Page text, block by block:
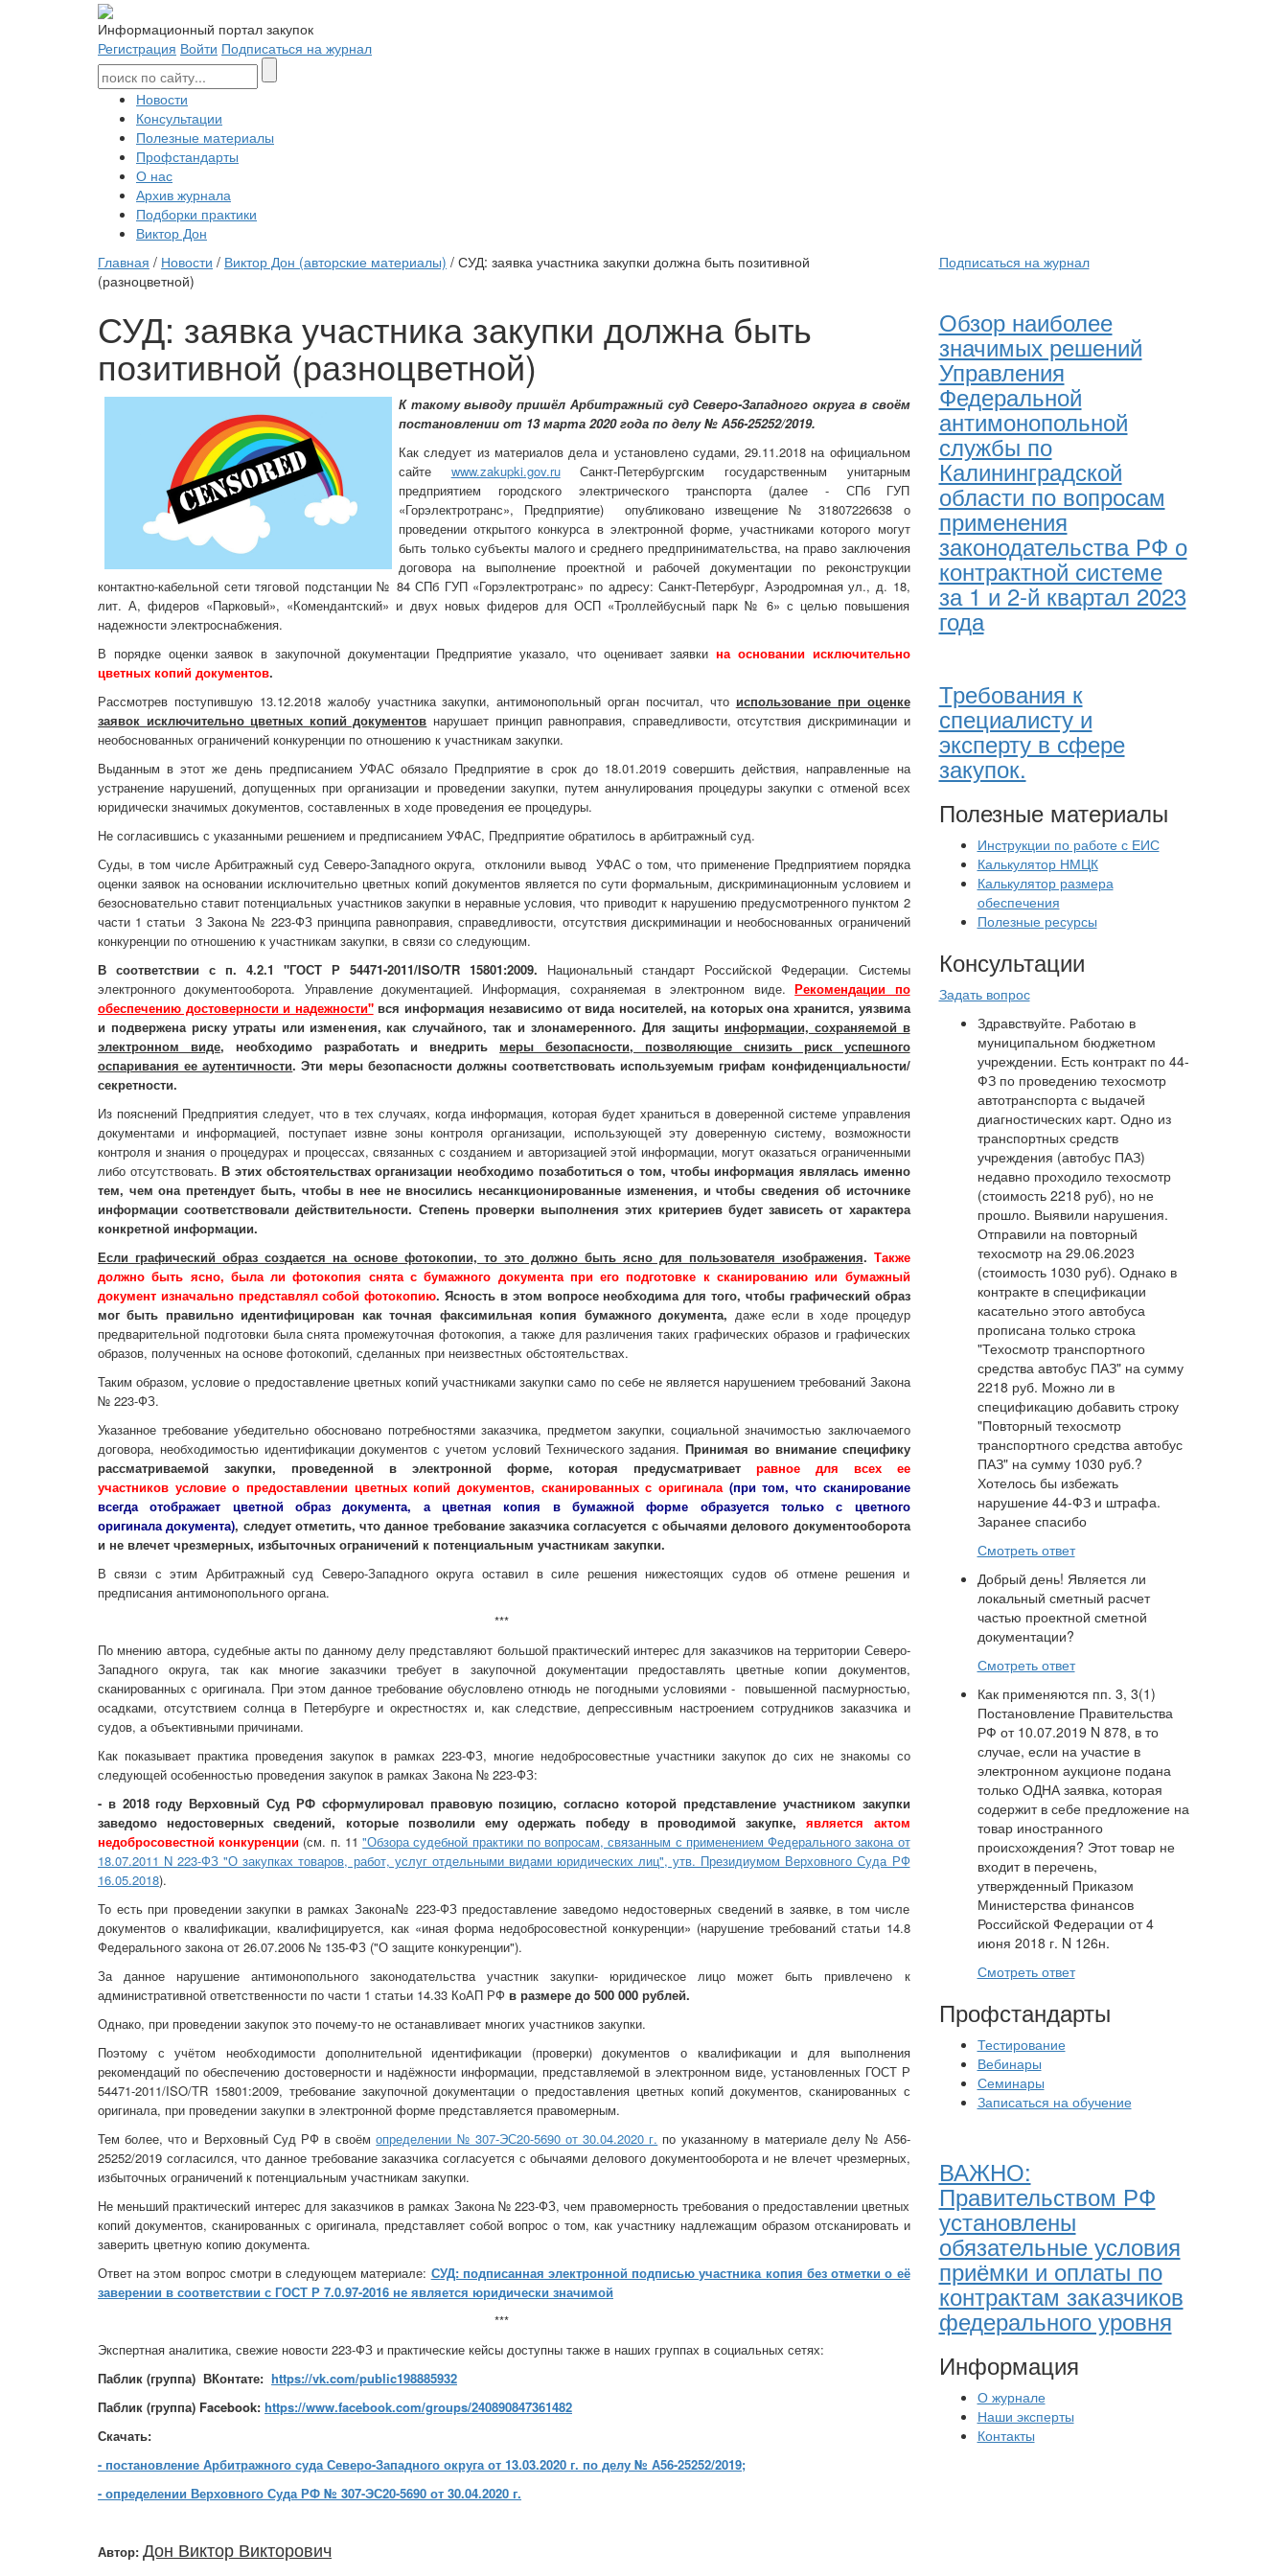
Информационный портал закупок
Регистрация Войти Подписаться на журнал
Новости
Консультации
Полезные материалы
Профстандарты
О нас
Архив журнала
Подборки практики
Виктор Дон
Главная / Новости / Виктор Дон (авторские материалы) / СУД: заявка участника закупки должна быть позитивной
(разноцветной)
СУД: заявка участника закупки должна быть
позитивной (разноцветной)
К такому выводу пришёл Арбитражный суд Северо-Западного округа в своём
постановлении от 13 марта 2020 года по делу № А56-25252/2019.
Как следует из материалов дела и установлено судами, 29.11.2018 на официальном
сайте www.zakupki.gov.ruСанкт-Петербургским государственным унитарным
предприятием городского электрического транспорта (далее - СПб ГУП
«Горэлектротранс», Предприятие) опубликовано извещение № 31807226638 о
проведении открытого конкурса в электронной форме, участниками которого могут
быть только субъекты малого и среднего предпринимательства, на право заключения
договора на выполнение проектной и рабочей документации по реконструкции
контактно-кабельной сети тяговой подстанции № 84 СПб ГУП «Горэлектротранс» по адресу: Санкт-Петербург, Аэродромная ул., д. 18,
лит. А, фидеров «Парковый», «Комендантский» и двух новых фидеров для ОСП «Троллейбусный парк № 6» с целью повышения
надежности электроснабжения.
В порядке оценки заявок в закупочной документации Предприятие указало, что оценивает заявки на основании исключительно
цветных копий документов.
Рассмотрев поступившую 13.12.2018 жалобу участника закупки, антимонопольный орган посчитал, что использование при оценке
заявок исключительно цветных копий документов нарушает принцип равноправия, справедливости, отсутствия дискриминации и
необоснованных ограничений конкуренции по отношению к участникам закупки.
Выданным в этот же день предписанием УФАС обязало Предприятие в срок до 18.01.2019 совершить действия, направленные на
устранение нарушений, допущенных при организации и проведении закупки, путем аннулирования процедуры закупки с отменой всех
юридически значимых документов, составленных в ходе проведения ее процедуры.
Не согласившись с указанными решением и предписанием УФАС, Предприятие обратилось в арбитражный суд.
Суды, в том числе Арбитражный суд Северо-Западного округа, отклонили вывод УФАС о том, что применение Предприятием порядка
оценки заявок на основании исключительно цветных копий документов является по сути формальным, дискриминационным условием и
безосновательно ставит потенциальных участников закупки в неравные условия, что приводит к нарушению предусмотренного пунктом 2
части 1 статьи 3 Закона № 223-ФЗ принципа равноправия, справедливости, отсутствия дискриминации и необоснованных ограничений
конкуренции по отношению к участникам закупки, в связи со следующим.
В соответствии с п. 4.2.1 "ГОСТ Р 54471-2011/ISO/TR 15801:2009. Национальный стандарт Российской Федерации. Системы
электронного документооборота. Управление документацией. Информация, сохраняемая в электронном виде.Рекомендации по
обеспечению достоверности и надежности" вся информация независимо от вида носителей, на которых она хранится, уязвима
и подвержена риску утраты или изменения, как случайного, так и злонамеренного. Для защиты информации, сохраняемой в
электронном виде, необходимо разработать и внедрить меры безопасности, позволяющие снизить риск успешного
оспаривания ее аутентичности. Эти меры безопасности должны соответствовать используемым грифам конфиденциальности/
секретности.
Из пояснений Предприятия следует, что в тех случаях, когда информация, которая будет храниться в доверенной системе управления
документами и информацией, поступает извне зоны контроля организации, использующей эту доверенную систему, возможности
контроля и знания о процедурах и процессах, связанных с созданием и авторизацией этой информации, могут оказаться ограниченными
либо отсутствовать.В этих обстоятельствах организации необходимо позаботиться о том, чтобы информация являлась именно
тем, чем она претендует быть, чтобы в нее не вносились несанкционированные изменения, и чтобы сведения об источнике
информации соответствовали действительности. Степень проверки выполнения этих критериев будет зависеть от характера
конкретной информации.
Если графический образ создается на основе фотокопии, то это должно быть ясно для пользователя изображения. Также
должно быть ясно, была ли фотокопия снята с бумажного документа при его подготовке к сканированию или бумажный
документ изначально представлял собой фотокопию. Ясность в этом вопросе необходима для того, чтобы графический образ
мог быть правильно идентифицирован как точная факсимильная копия бумажного документа, даже если в ходе процедур
предварительной подготовки была снята промежуточная фотокопия, а также для различения таких графических образов и графических
образов, полученных на основе фотокопий, сделанных при неизвестных обстоятельствах.
Таким образом, условие о предоставление цветных копий участниками закупки само по себе не является нарушением требований Закона
№ 223-ФЗ.
Указанное требование убедительно обосновано потребностями заказчика, предметом закупки, социальной значимостью заключаемого
договора, необходимостью идентификации документов с учетом условий Технического задания.Принимая во внимание специфику
рассматриваемой закупки, проведенной в электронной форме, которая предусматривает равное для всех ее
участников условие о предоставлении цветных копий документов, сканированных с оригинала (при том, что сканирование
всегда отображает цветной образ документа, а цветная копия в бумажной форме образуется только с цветного
оригинала документа), следует отметить, что данное требование заказчика согласуется с обычаями делового документооборота
и не влечет чрезмерных, избыточных ограничений к потенциальным участникам закупки.
В связи с этим Арбитражный суд Северо-Западного округа оставил в силе решения нижестоящих судов об отмене решения и
предписания антимонопольного органа.
***
По мнению автора, судебные акты по данному делу представляют большой практический интерес для заказчиков на территории Северо-
Западного округа, так как многие заказчики требует в закупочной документации предоставлять цветные копии документов,
сканированных с оригинала. При этом данное требование обусловлено отнюдь не погодными условиями - повышенной пасмурностью,
осадками, отсутствием солнца в Петербурге и окрестностях и, как следствие, депрессивным настроением сотрудников заказчика и
судов, а объективными причинами.
Как показывает практика проведения закупок в рамках 223-ФЗ, многие недобросовестные участники закупок до сих не знакомы со
следующей особенностью проведения закупок в рамках Закона № 223-ФЗ:
- в 2018 году Верховный Суд РФ сформулировал правовую позицию, согласно которой представление участником закупки
заведомо недостоверных сведений, которые позволили ему одержать победу в проводимой закупке,является актом
недобросовестной конкуренции (см. п. 11"Обзора судебной практики по вопросам, связанным с применением Федерального закона от
18.07.2011 N 223-ФЗ "О закупках товаров, работ, услуг отдельными видами юридических лиц", утв. Президиумом Верховного Суда РФ
16.05.2018).
То есть при проведении закупки в рамках Закона№ 223-ФЗ предоставление заведомо недостоверных сведений в заявке, в том числе
документов о квалификации, квалифицируется, как «иная форма недобросовестной конкуренции» (нарушение требований статьи 14.8
Федерального закона от 26.07.2006 № 135-ФЗ ("О защите конкуренции").
За данное нарушение антимонопольного законодательства участник закупки- юридическое лицо может быть привлечено к
административной ответственности по части 1 статьи 14.33 КоАП РФ в размере до 500 000 рублей.
Однако, при проведении закупок это почему-то не останавливает многих участников закупки.
Поэтому с учётом необходимости дополнительной идентификации (проверки) документов о квалификации и для выполнения
рекомендаций по обеспечению достоверности и надёжности информации, представляемой в электронном виде, установленных ГОСТ Р
54471-2011/ISO/TR 15801:2009, требование закупочной документации о предоставления цветных копий документов, сканированных с
оригинала, при проведении закупки в электронной форме представляется правомерным.
Тем более, что и Верховный Суд РФ в своёмопределении № 307-ЭС20-5690 от 30.04.2020 г. по указанному в материале делу № А56-
25252/2019 согласился, что данное требование заказчика согласуется с обычаями делового документооборота и не влечет чрезмерных,
избыточных ограничений к потенциальным участникам закупки.
Не меньший практический интерес для заказчиков в рамках Закона № 223-ФЗ, чем правомерность требования о предоставлении цветных
копий документов, сканированных с оригинала, представляет собой вопрос о том, как участнику надлежащим образом отсканировать и
заверить цветную копию документа.
Ответ на этом вопрос смотри в следующем материале: СУД: подписанная электронной подписью участника копия без отметки о её
заверении в соответствии с ГОСТ Р 7.0.97-2016 не является юридически значимой
***
Экспертная аналитика, свежие новости 223-ФЗ и практические кейсы доступны также в наших группах в социальных сетях:
Паблик (группа) ВКонтате: https://vk.com/public198885932
Паблик (группа) Facebook: https://www.facebook.com/groups/240890847361482
Скачать:
- постановление Арбитражного суда Северо-Западного округа от 13.03.2020 г. по делу № А56-25252/2019;
- определении Верховного Суда РФ № 307-ЭС20-5690 от 30.04.2020 г.
Автор: Дон Виктор Викторович
Подписаться на журнал
Обзор наиболее
значимых решений
Управления
Федеральной
антимонопольной
службы по
Калининградской
области по вопросам
применения
законодательства РФ о
контрактной системе
за 1 и 2-й квартал 2023
года
Требования к
специалисту и
эксперту в сфере
закупок.
Полезные материалы
Инструкции по работе с ЕИС
Калькулятор НМЦК
Калькулятор размера
обеспечения
Полезные ресурсы
Консультации
Задать вопрос
Здравствуйте. Работаю в
муниципальном бюджетном
учреждении. Есть контракт по 44-
ФЗ по проведению техосмотр
автотранспорта с выдачей
диагностических карт. Одно из
транспортных средств
учреждения (автобус ПАЗ)
недавно проходило техосмотр
(стоимость 2218 руб), но не
прошло. Выявили нарушения.
Отправили на повторный
техосмотр на 29.06.2023
(стоимость 1030 руб). Однако в
контракте в спецификации
касательно этого автобуса
прописана только строка
"Техосмотр транспортного
средства автобус ПАЗ" на сумму
2218 руб. Можно ли в
спецификацию добавить строку
"Повторный техосмотр
транспортного средства автобус
ПАЗ" на сумму 1030 руб.?
Хотелось бы избежать
нарушение 44-ФЗ и штрафа.
Заранее спасибо
Смотреть ответ
Добрый день! Является ли
локальный сметный расчет
частью проектной сметной
документации?
Смотреть ответ
Как применяются пп. 3, 3(1)
Постановление Правительства
РФ от 10.07.2019 N 878, в то
случае, если на участие в
электронном аукционе подана
только ОДНА заявка, которая
содержит в себе предложение на
товар иностранного
происхождения? Этот товар не
входит в перечень,
утвержденный Приказом
Министерства финансов
Российской Федерации от 4
июня 2018 г. N 126н.
Смотреть ответ
Профстандарты
Тестирование
Вебинары
Семинары
Записаться на обучение
ВАЖНО:
Правительством РФ
установлены
обязательные условия
приёмки и оплаты по
контрактам заказчиков
федерального уровня
Информация
О журнале
Наши эксперты
Контакты